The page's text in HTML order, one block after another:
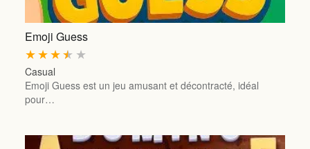
Emoji Guess
★
★
★
★
★
Casual
Emoji Guess est un jeu amusant et décontracté, idéal
pour…